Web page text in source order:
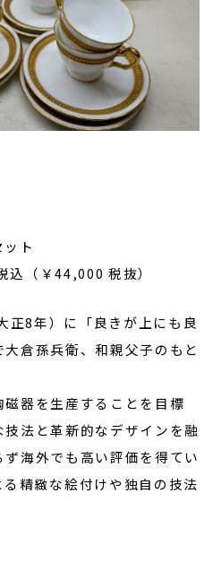
ト
（￥44,000 税抜）
正8年）に「良きが上にも良
倉孫兵衛、和親父子のもと
器を生産することを目標
法と革新的なデザインを融
海外でも高い評価を得てい
精緻な絵付けや独自の技法